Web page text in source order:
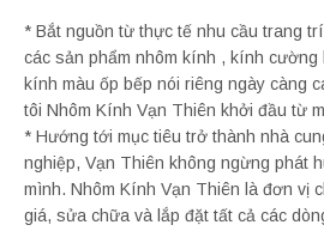
* Bắt nguồn từ thực tế nhu cầu trang
các sản phẩm nhôm kính , kính cường
kính màu ốp bếp nói riêng ngày càng
tôi Nhôm Kính Vạn Thiên khởi đầu từ
* Hướng tới mục tiêu trở thành nhà
nghiệp, Vạn Thiên không ngừng phát
mình. Nhôm Kính Vạn Thiên là đơn vị
giá, sửa chữa và lắp đặt tất cả các